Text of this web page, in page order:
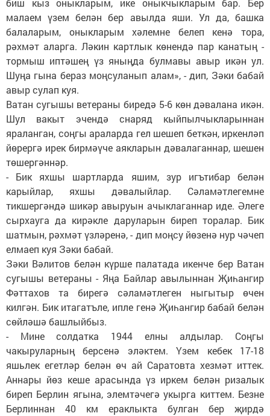
биш кыз оныкларым, ике оныкчыкларым бар. Бер
малаем үзем белән бер авылда яши. Ул да, башка
балаларым, оныкларым хәлемне белеп кенә тора,
рәхмәт аларга. Ләкин картлык көнендә пар канатың -
тормыш иптәшең үз яныңда булмавы авыр икән ул.
Шуңа гына бераз моңсуланып алам», - дип, Зәки бабай
авыр сулап куя.
Ватан сугышы ветераны биредә 5-6 көн дәвалана икән.
Шул вакыт эчендә снаряд кыйпылчыкларыннан
яраланган, соңгы араларда гел шешеп беткән, иркенләп
йөрергә ирек бирмәүче аякларын дәвалаганнар, шешен
төшергәннәр.
- Бик яхшы шартларда яшим, зур игътибар белән
карыйлар, яхшы дәвалыйлар. Сәламәтлегемне
тикшергәндә шикәр авыруын ачыклаганнар иде. Әлеге
сырхауга да кирәкле даруларын биреп торалар. Бик
шатмын, рәхмәт үзләренә, - дип моңсу йөзенә нур чәчеп
елмаеп куя Зәки бабай.
Зәки Вәлитов белән күрше палатада икенче бер Ватан
сугышы ветераны - Яңа Байлар авылыннан Җиһангир
Фәттахов та бирегә сәламәтлеген ныгытыр өчен
килгән. Бик итагатъле, ипле генә Җиһангир бабай белән
сөйләшә башлыйбыз.
- Мине солдатка 1944 елны алдылар. Соңгы
чакыруларның берсенә эләктем. Үзем кебек 17-18
яшьлек егетләр белән өч ай Саратовта хезмәт иттек.
Аннары йөз кеше арасында үз иркем белән ризалык
биреп Берлин ягына, элемтәчегә укырга киттем. Безне
Берлиннан 40 км ераклыкта булган бер җирдә